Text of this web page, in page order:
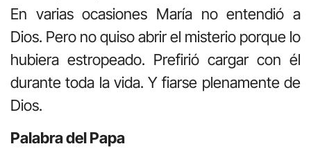
En varias ocasiones María no entendió a
Dios. Pero no quiso abrir el misterio porque lo
hubiera estropeado. Prefirió cargar con él
durante toda la vida. Y fiarse plenamente de
Dios.
Palabra del Papa